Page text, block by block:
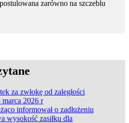
zarówno na szczeblu
za zwłokę od zaległości
2026 r
informował o zadłużeniu
wysokość zasiłku dla